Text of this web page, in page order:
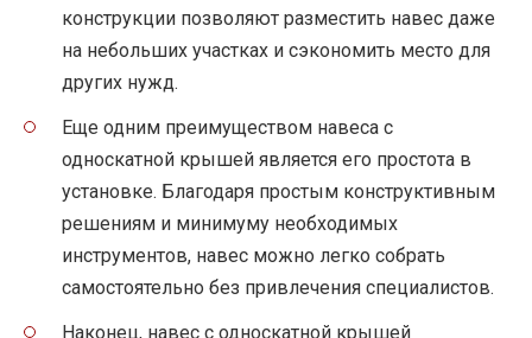
конструкции позволяют разместить навес даже
на небольших участках и сэкономить место для
других нужд.
Еще одним преимуществом навеса с
односкатной крышей является его простота в
установке. Благодаря простым конструктивным
решениям и минимуму необходимых
инструментов, навес можно легко собрать
самостоятельно без привлечения специалистов.
Наконец, навес с односкатной крышей